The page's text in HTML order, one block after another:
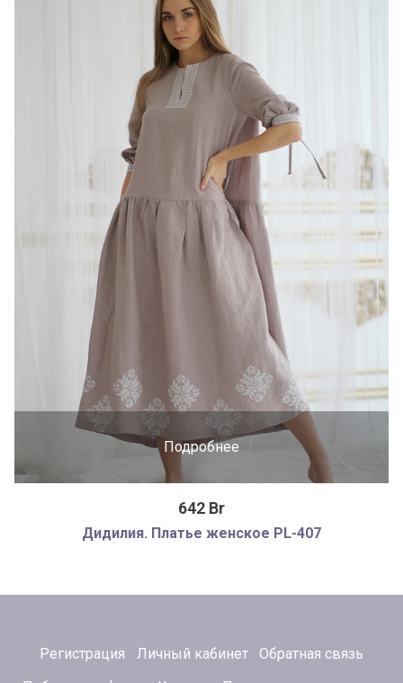
Подробнее
642 Br
Дидилия. Платье женское PL-407
Регистрация Личный кабинет
Обратная связь